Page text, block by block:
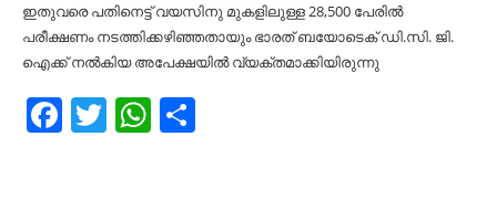
ഇതുവരെ പതിനെട്ട് വയസിനു മുകളിലുള്ള 28,500 പേരില്‍
പരീക്ഷണം നടത്തിക്കഴിഞ്ഞതായും ഭാരത് ബയോടെക് ഡി.സി. ജി.
ഐക്ക് നല്‍കിയ അപേക്ഷയില്‍ വ്യക്തമാക്കിയിരുന്നു
Facebook
TwitterWhatsApp